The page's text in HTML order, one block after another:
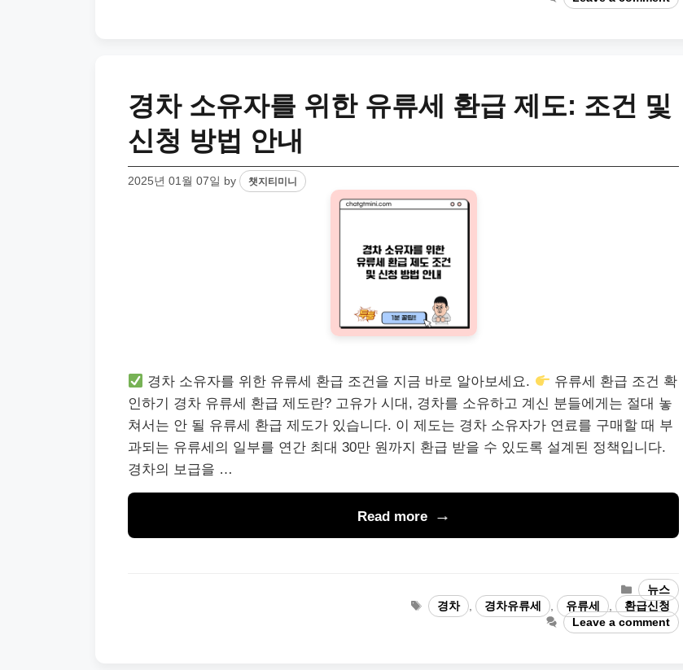
경차 소유자를 위한 유류세 환급 제도: 조건 및
신청 방법 안내
2025년 01월 07일 by 챗지티미니
경차 소유자를 위한 유류세 환급 조건을 지금 바로 알아보세요.
유류세 환급 조건 확
인하기 경차 유류세 환급 제도란? 고유가 시대, 경차를 소유하고 계신 분들에게는 절대 놓
쳐서는 안 될 유류세 환급 제도가 있습니다. 이 제도는 경차 소유자가 연료를 구매할 때 부
과되는 유류세의 일부를 연간 최대 30만 원까지 환급 받을 수 있도록 설계된 정책입니다.
경차의 보급을 …
Read more
Categories
뉴스
Tags경차 경차유류세 유류세
환급신청
Leave a comment